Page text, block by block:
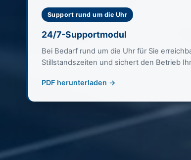
Support rund um die Uhr
24/7-Supportmodul
Bei Bedarf rund um die Uhr für Sie
Stillstandszeiten und sichert den Betrieb
PDF herunterladen →